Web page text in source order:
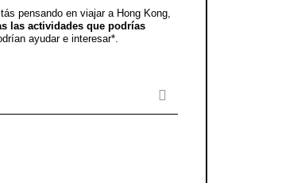
pensando en viajar a Hong Kong,
las actividades que podrías
ayudar e interesar*.